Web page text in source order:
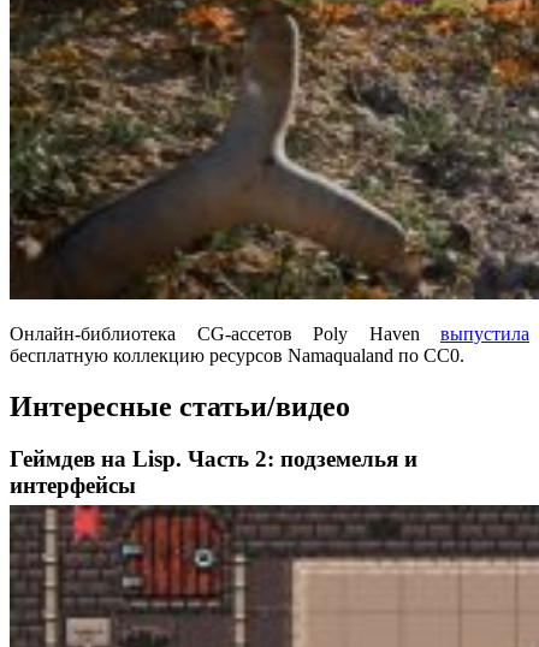
Онлайн-библиотека CG-ассетов Poly Haven выпустила
бесплатную коллекцию ресурсов Namaqualand по CC0.
Интересные статьи/видео
Геймдев на Lisp. Часть 2: подземелья и
интерфейсы